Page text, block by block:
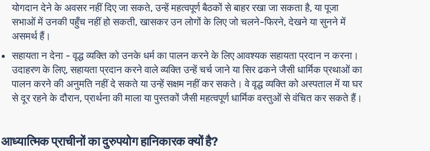
योगदान देने के अवसर नहीं दिए जा सकते, उन्हें महत्वपूर्ण बैठकों से बाहर रखा जा सकता है, या पूजा
सभाओं में उनकी पहुँच नहीं हो सकती, खासकर उन लोगों के लिए जो चलने-फिरने, देखने या सुनने में
असमर्थ हैं।
सहायता न देना- वृद्ध व्यक्ति को उनके धर्म का पालन करने के लिए आवश्यक सहायता प्रदान न करना।
उदाहरण के लिए, सहायता प्रदान करने वाले व्यक्ति उन्हें चर्च जाने या सिर ढकने जैसी धार्मिक प्रथाओं का
पालन करने की अनुमति नहीं दे सकते या उन्हें सक्षम नहीं कर सकते। वे वृद्ध व्यक्ति को अस्पताल में या घर
से दूर रहने के दौरान, प्रार्थना की माला या पुस्तकों जैसी महत्वपूर्ण धार्मिक वस्तुओं से वंचित कर सकते हैं।
आध्यात्मिक प्राचीनों का दुरुपयोग हानिकारक क्यों है?